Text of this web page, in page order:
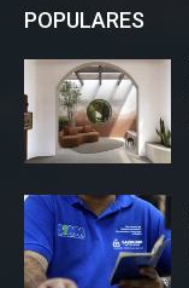
POPULARES